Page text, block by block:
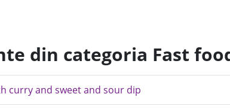
din categoria Fast
curry and sweet and sour dip